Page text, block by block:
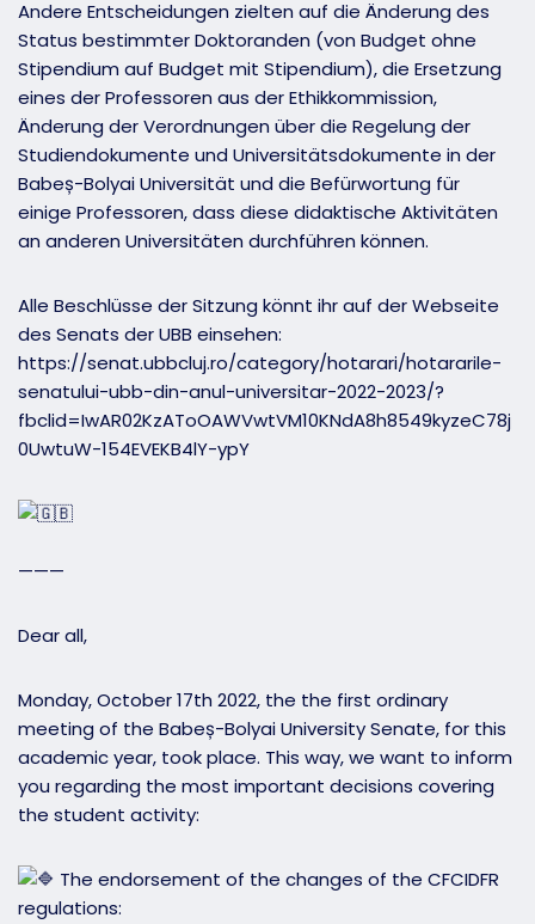
Andere Entscheidungen zielten auf die Änderung des
Status bestimmter Doktoranden (von Budget ohne
Stipendium auf Budget mit Stipendium), die Ersetzung
eines der Professoren aus der Ethikkommission,
Änderung der Verordnungen über die Regelung der
Studiendokumente und Universitätsdokumente in der
Babeș-Bolyai Universität und die Befürwortung für
einige Professoren, dass diese didaktische Aktivitäten
an anderen Universitäten durchführen können.
Alle Beschlüsse der Sitzung könnt ihr auf der Webseite
des Senats der UBB einsehen:
https://senat.ubbcluj.ro/category/hotarari/hotararile-
senatului-ubb-din-anul-universitar-2022-2023/?
fbclid=IwAR02KzAToOAWVwtVM10KNdA8h8549kyzeC78j
0UwtuW-154EVEKB4lY-ypY
———
Dear all,
Monday, October 17th 2022, the the first ordinary
meeting of the Babeș-Bolyai University Senate, for this
academic year, took place. This way, we want to inform
you regarding the most important decisions covering
the student activity:
The endorsement of the changes of the CFCIDFR
regulations: